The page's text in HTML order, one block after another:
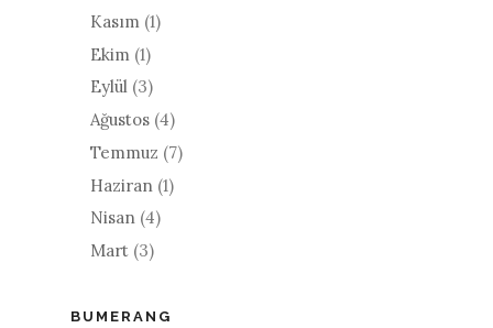
Kasım (1)
Ekim (1)
Eylül (3)
Ağustos (4)
Temmuz (7)
Haziran (1)
Nisan (4)
Mart (3)
BUMERANG